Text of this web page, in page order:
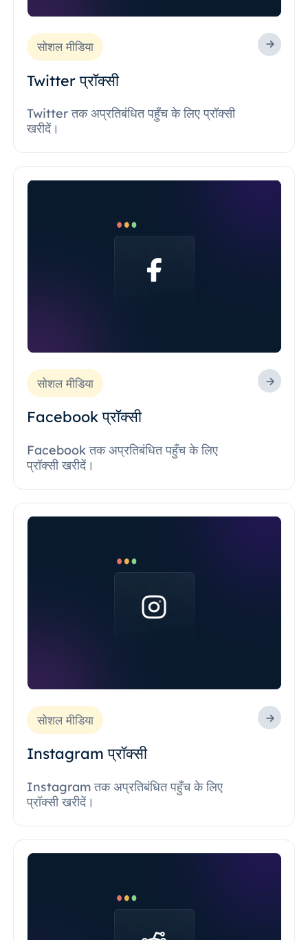
सोशल मीडिया
Twitter प्रॉक्सी
Twitter तक अप्रतिबंधित पहुँच के लिए प्रॉक्सी
खरीदें।
सोशल मीडिया
Facebook प्रॉक्सी
Facebook तक अप्रतिबंधित पहुँच के लिए
प्रॉक्सी खरीदें।
सोशल मीडिया
Instagram प्रॉक्सी
Instagram तक अप्रतिबंधित पहुँच के लिए
प्रॉक्सी खरीदें।